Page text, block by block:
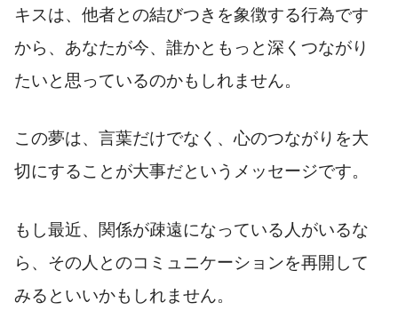
キスは、他者との結びつきを象徴する行為です
から、あなたが今、誰かともっと深くつながり
たいと思っているのかもしれません。
この夢は、言葉だけでなく、心のつながりを大
切にすることが大事だというメッセージです。
もし最近、関係が疎遠になっている人がいるな
ら、その人とのコミュニケーションを再開して
みるといいかもしれません。